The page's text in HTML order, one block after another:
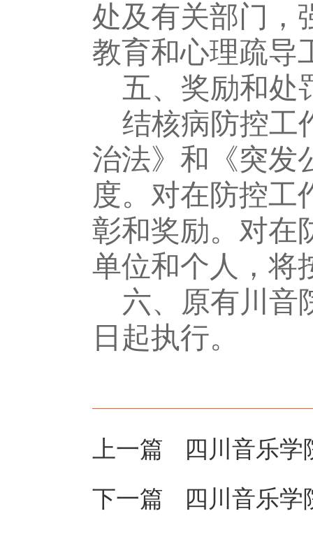
处及有关部门，
教育和心理疏导
五、奖励和处
结核病防控工
治法》和《突发
度。对在防控工
彰和奖励。对在
单位和个人，将
六、原有川音
日起执行。
上一篇 四川音乐
下一篇 四川音乐